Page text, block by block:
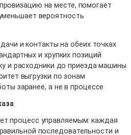
на месте, помогает
вероятность
и контакты на обеих точках
и хрупких позиций
и расходники до приезда машины
выгрузки по зонам
заранее, а не в процессе
процесс управляемым: каждая
последовательности и